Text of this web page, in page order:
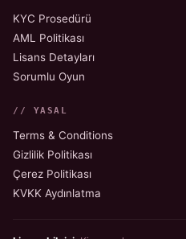
KYC Prosedürü
AML Politikası
Lisans Detayları
Sorumlu Oyun
// YASAL
Terms & Conditions
Gizlilik Politikası
Çerez Politikası
KVKK Aydınlatma